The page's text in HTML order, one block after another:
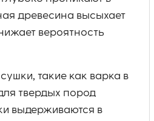
древесина высыхает
вероятность
такие как варка в
твердых пород
выдерживаются в